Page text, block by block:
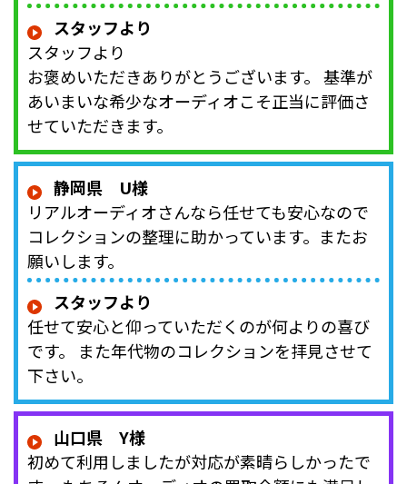
スタッフより
スタッフより
お褒めいただきありがとうございます。 基準が
あいまいな希少なオーディオこそ正当に評価さ
せていただきます。
静岡県 U様
リアルオーディオさんなら任せても安心なので
コレクションの整理に助かっています。またお
願いします。
スタッフより
任せて安心と仰っていただくのが何よりの喜び
です。 また年代物のコレクションを拝見させて
下さい。
山口県 Y様
初めて利用しましたが対応が素晴らしかったで